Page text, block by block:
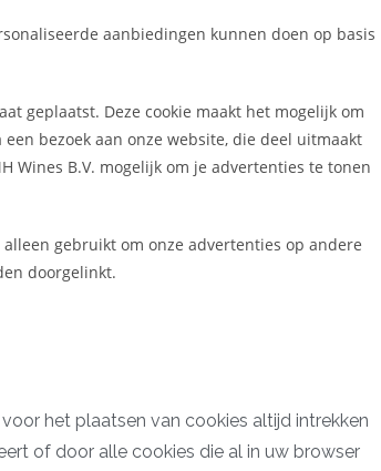
aanbiedingen kunnen doen op basis
geplaatst. Deze cookie maakt het mogelijk om
bezoek aan onze website, die deel uitmaakt
Wines B.V. mogelijk om je advertenties te tonen
gebruikt om onze advertenties op andere
doorgelinkt.
het plaatsen van cookies altijd intrekken
of door alle cookies die al in uw browser